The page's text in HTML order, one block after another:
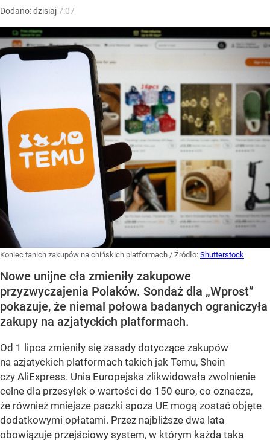
Dodano:dzisiaj7:07
Koniec tanich zakupów na chińskich platformach / Źródło: Shutterstock
Nowe unijne cła zmieniły zakupowe
przyzwyczajenia Polaków. Sondaż dla „Wprost”
pokazuje, że niemal połowa badanych ograniczyła
zakupy na azjatyckich platformach.
Od 1 lipca zmieniły się zasady dotyczące zakupów
na azjatyckich platformach takich jak Temu, Shein
czy AliExpress. Unia Europejska zlikwidowała zwolnienie
celne dla przesyłek o wartości do 150 euro, co oznacza,
że również mniejsze paczki spoza UE mogą zostać objęte
dodatkowymi opłatami. Przez najbliższe dwa lata
obowiązuje przejściowy system, w którym każda taka